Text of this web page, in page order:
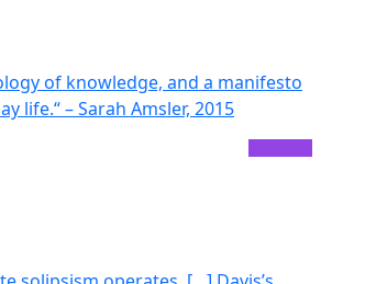
of knowledge, and a manifesto
life.“ – Sarah Amsler, 2015